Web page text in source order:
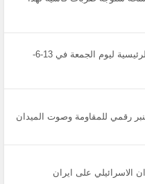
مقدمة نشرة أخبار المنار الرئيسية ليوم الجمعة في 13-6-
رقمي للمقاومة وصوت الميدان
الاسرائيلي على ايران